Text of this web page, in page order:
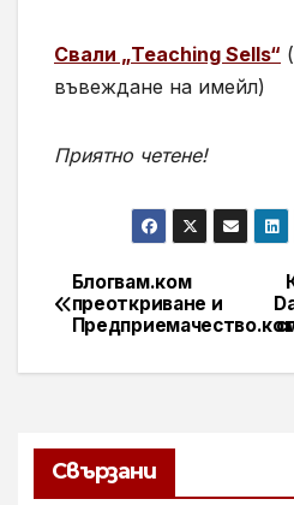
Свали „Teaching Sells“
въвеждане на имейл)
Приятно четене!
Навигация
Блогвам.ком
преоткриване и
Свързани